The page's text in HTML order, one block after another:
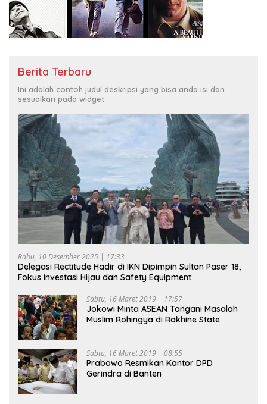
Berita Terbaru
Ini adalah contoh judul deskripsi yang bisa anda isi dan
sesuaikan pada widget
Rabu, 10 Desember 2025 | 17:33
Delegasi Rectitude Hadir di IKN Dipimpin Sultan Paser 18,
Fokus Investasi Hijau dan Safety Equipment
Sabtu, 16 Maret 2019 | 17:57
Jokowi Minta ASEAN Tangani Masalah
Muslim Rohingya di Rakhine State
Sabtu, 16 Maret 2019 | 08:55
Prabowo Resmikan Kantor DPD
Gerindra di Banten